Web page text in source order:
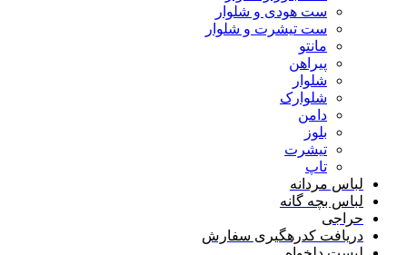
ست هودی و شلوار
ست تیشرت و شلوار
مانتو
پیراهن
شلوار
شلوارک
دامن
بلوز
تیشرت
تاپ
لباس مردانه
لباس بچه گانه
حراجی
دریافت کدرهگیری سفارش